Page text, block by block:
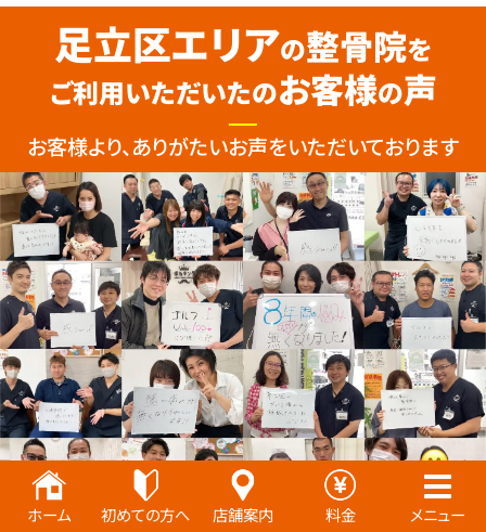
ホーム 初めての方へ 店舗案内 料金 メニュー
足立区エリアの整骨院を
ご利用いただいたのお客様の声
お客様より、ありがたいお声をいただいております